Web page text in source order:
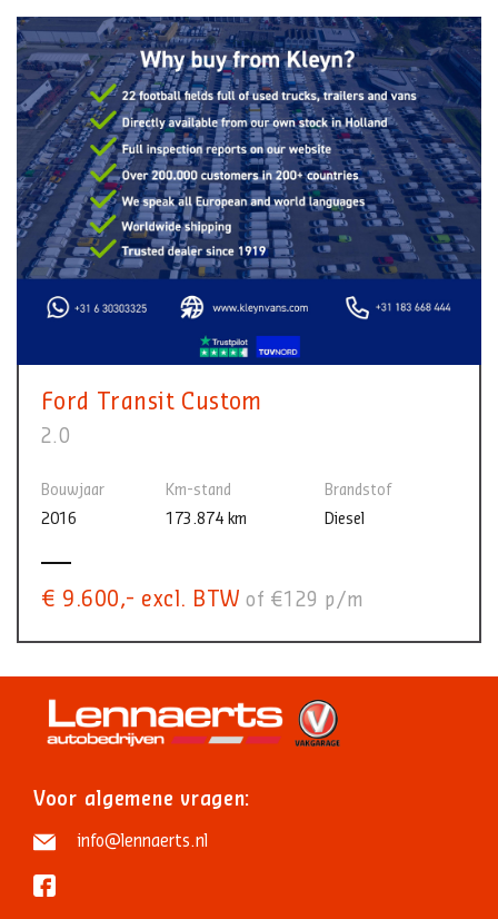
Ford Transit Custom
2.0
Bouwjaar
2016
Km-stand
173.874 km
Brandstof
Diesel
€ 9.600,- excl. BTW of €129 p/m
Voor algemene vragen:
info@lennaerts.nl